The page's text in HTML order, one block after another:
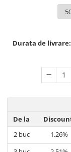
Durata de livrare:
De la
2buc -1.26%